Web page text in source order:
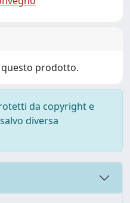
questo prodotto.
da copyright e
diversa